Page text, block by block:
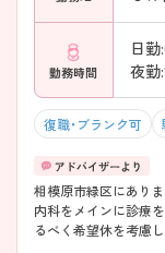
勤務時間
日勤
夜勤
復職・ブランク可
相模原市緑区にありま
内科をメインに診療
るべく希望休を考慮